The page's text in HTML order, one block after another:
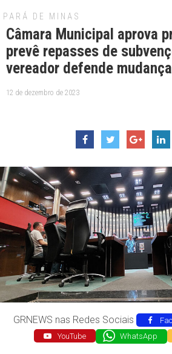
PARÁ DE MINAS
Câmara Municipal aprova
prevê repasses de
vereador defende
12 de dezembro de 2023
GRNEWS nas Redes Sociais
YouTube
WhatsApp